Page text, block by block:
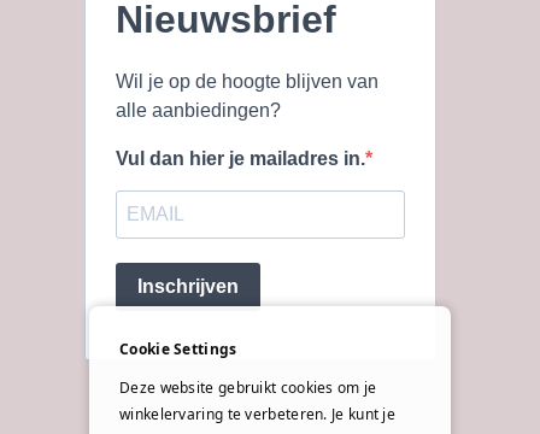
Nieuwsbrief
Wil je op de hoogte blijven van
alle aanbiedingen?
Vul dan hier je mailadres in.
Inschrijven
Cookie Settings
Deze website gebruikt cookies om je
winkelervaring te verbeteren. Je kunt je